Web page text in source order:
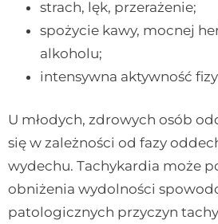
strach, lęk, przerażenie;
spożycie kawy, mocnej
alkoholu;
intensywna aktywność
U młodych, zdrowych osób
się w zależności od fazy
wydechu. Tachykardia może
obniżenia wydolności
patologicznych przyczyn